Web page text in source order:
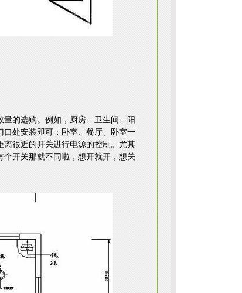
的选购。例如，厨房、卫生间、阳
处安装即可；卧室、餐厅、卧室一
很近的开关进行电源的控制。尤其
开关那就不同啦，想开就开，想关